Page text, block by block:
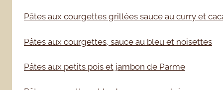
Pâtes aux courgettes grillées sauce au curry et
Pâtes aux courgettes, sauce au bleu et noisettes
Pâtes aux petits pois et jambon de Parme